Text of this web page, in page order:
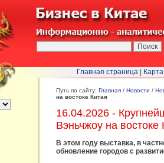
Путь по сайту: Главная / Новости /
на востоке Китая
16.04.2026 -
Вэньчжоу на востоке
В этом году выставка, в
обновление городов с
Главная страница